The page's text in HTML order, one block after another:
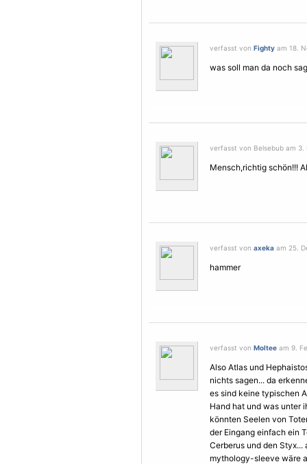
verfasst von Fighty am 18.
was soll man da noch
verfasst von Belsebub am 3.
Mensch,richtig schön!!!
verfasst von axeka am 25.
hammer
verfasst von Moltee am 9.
Also Atlas und
nichts sagen... da
es sind keine typischen
Hand hat und was unter
könnten Seelen von
der Eingang einfach ein
Cerberus und den
mythology-sleeve wäre